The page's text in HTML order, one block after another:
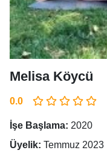
Melisa Köycü
0.0
İşe Başlama: 2020
Üyelik: Temmuz 2023